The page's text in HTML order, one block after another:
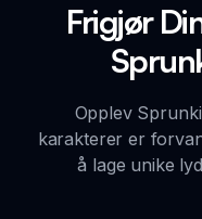
Frigjør
Opplev
karakterer er
å lage unike